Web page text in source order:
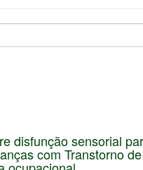
disfunção sensorial
com Transtorno